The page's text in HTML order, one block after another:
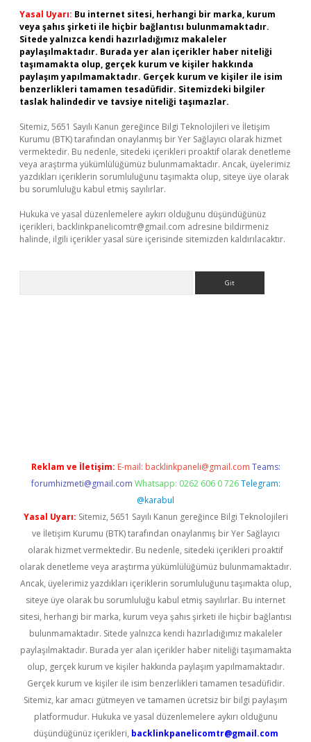
Yasal Uyarı: Bu internet sitesi, herhangi bir marka, kurum
veya şahıs şirketi ile hiçbir bağlantısı bulunmamaktadır.
Sitede yalnızca kendi hazırladığımız makaleler
paylaşılmaktadır. Burada yer alan içerikler haber niteliği
taşımamakta olup, gerçek kurum ve kişiler hakkında
paylaşım yapılmamaktadır. Gerçek kurum ve kişiler ile isim
benzerlikleri tamamen tesadüfidir. Sitemizdeki bilgiler
taslak halindedir ve tavsiye niteliği taşımazlar.
Sitemiz, 5651 Sayılı Kanun gereğince Bilgi Teknolojileri ve İletişim
Kurumu (BTK) tarafından onaylanmış bir Yer Sağlayıcı olarak hizmet
vermektedir. Bu nedenle, sitedeki içerikleri proaktif olarak denetleme
veya araştırma yükümlülüğümüz bulunmamaktadır. Ancak, üyelerimiz
yazdıkları içeriklerin sorumluluğunu taşımakta olup, siteye üye olarak
bu sorumluluğu kabul etmiş sayılırlar.
Hukuka ve yasal düzenlemelere aykırı olduğunu düşündüğünüz
içerikleri, backlinkpanelicomtr@gmail.com adresine bildirmeniz
halinde, ilgili içerikler yasal süre içerisinde sitemizden kaldırılacaktır.
Reklam ve İletişim: E-mail: backlinkpaneli@gmail.com Teams:
forumhizmeti@gmail.com Whatsapp: 0262 606 0 726 Telegram:
@karabul
Yasal Uyarı: Sitemiz, 5651 Sayılı Kanun gereğince Bilgi Teknolojileri
ve İletişim Kurumu (BTK) tarafından onaylanmış bir Yer Sağlayıcı
olarak hizmet vermektedir. Bu nedenle, sitedeki içerikleri proaktif
olarak denetleme veya araştırma yükümlülüğümüz bulunmamaktadır.
Ancak, üyelerimiz yazdıkları içeriklerin sorumluluğunu taşımakta olup,
siteye üye olarak bu sorumluluğu kabul etmiş sayılırlar. Bu internet
sitesi, herhangi bir marka, kurum veya şahıs şirketi ile hiçbir bağlantısı
bulunmamaktadır. Sitede yalnızca kendi hazırladığımız makaleler
paylaşılmaktadır. Burada yer alan içerikler haber niteliği taşımamakta
olup, gerçek kurum ve kişiler hakkında paylaşım yapılmamaktadır.
Gerçek kurum ve kişiler ile isim benzerlikleri tamamen tesadüfidir.
Sitemiz, kar amacı gütmeyen ve tamamen ücretsiz bir bilgi paylaşım
platformudur. Hukuka ve yasal düzenlemelere aykırı olduğunu
düşündüğünüz içerikleri, backlinkpanelicomtr@gmail.com